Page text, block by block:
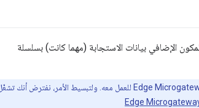
الإضافي بيانات الاستجابة (مهما كانت) بسلسلة
من أجل الخطوات التالية، يجب أن يكون لديك برنامج تهيئة وتشغيل مثال لـ Edge Microgateway للعمل معه. ولتبسيط الأمر، نفترض أنك تشغّل